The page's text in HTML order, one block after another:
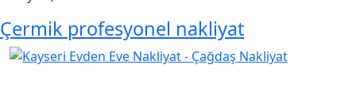
Çermik profesyonel nakliyat